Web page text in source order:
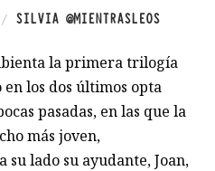
/ SILVIA @MIENTRASLEOS
la primera trilogía
en los dos últimos opta
pasadas, en las que la
más joven,
su lado su ayudante, Joan,